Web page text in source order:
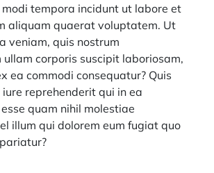
modi tempora incidunt ut labore et
aliquam quaerat voluptatem. Ut
veniam, quis nostrum
corporis suscipit laboriosam,
ea commodi consequatur? Quis
reprehenderit qui in ea
quam nihil molestiae
illum qui dolorem eum fugiat quo